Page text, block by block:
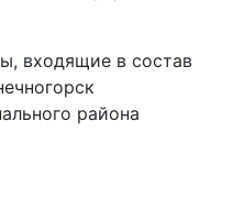
входящие в состав
района